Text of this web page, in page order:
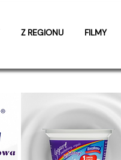
Z REGIONU FILMY